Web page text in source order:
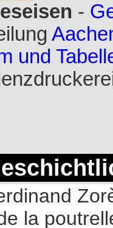
-
und
la